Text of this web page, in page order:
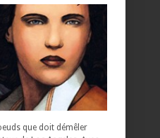
que doit démêler